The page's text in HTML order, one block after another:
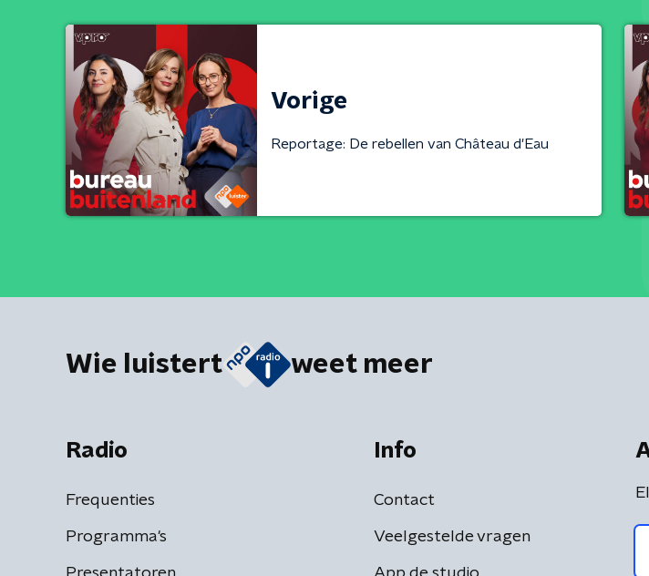
Vorige
Reportage: De rebellen van Château d'Eau
Wie luistert weet meer
Radio
Frequenties
Programma's
Info
Contact
Veelgestelde vragen